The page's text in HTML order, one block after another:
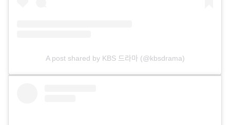
A post shared by KBS 드라마 (@kbsdrama)